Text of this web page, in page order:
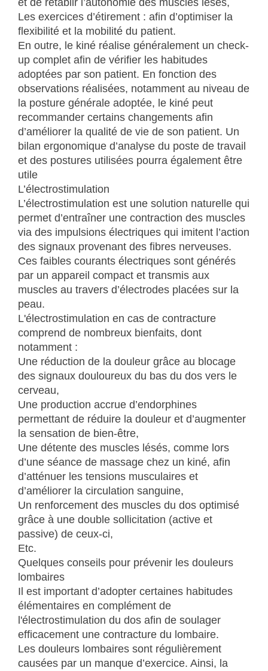
Les exercices d’étirement : afin d’optimiser la
flexibilité et la mobilité du patient.
En outre, le kiné réalise généralement un check-
up complet afin de vérifier les habitudes
adoptées par son patient. En fonction des
observations réalisées, notamment au niveau de
la posture générale adoptée, le kiné peut
recommander certains changements afin
d’améliorer la qualité de vie de son patient. Un
bilan ergonomique d’analyse du poste de travail
et des postures utilisées pourra également être
utile
L’électrostimulation
L’électrostimulation est une solution naturelle qui
permet d’entraîner une contraction des muscles
via des impulsions électriques qui imitent l’action
des signaux provenant des fibres nerveuses.
Ces faibles courants électriques sont générés
par un appareil compact et transmis aux
muscles au travers d’électrodes placées sur la
peau.
L'électrostimulation en cas de contracture
comprend de nombreux bienfaits, dont
notamment :
Une réduction de la douleur grâce au blocage
des signaux douloureux du bas du dos vers le
cerveau,
Une production accrue d’endorphines
permettant de réduire la douleur et d’augmenter
la sensation de bien-être,
Une détente des muscles lésés, comme lors
d’une séance de massage chez un kiné, afin
d’atténuer les tensions musculaires et
d’améliorer la circulation sanguine,
Un renforcement des muscles du dos optimisé
grâce à une double sollicitation (active et
passive) de ceux-ci,
Etc.
Quelques conseils pour prévenir les douleurs
lombaires
Il est important d’adopter certaines habitudes
élémentaires en complément de
l'électrostimulation du dos afin de soulager
efficacement une contracture du lombaire.
Les douleurs lombaires sont régulièrement
causées par un manque d’exercice. Ainsi, la